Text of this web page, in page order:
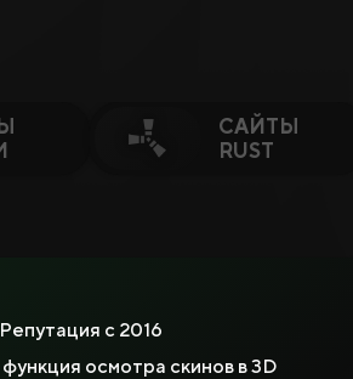
САЙТЫ
RUST
с 2016
осмотра скинов в 3D